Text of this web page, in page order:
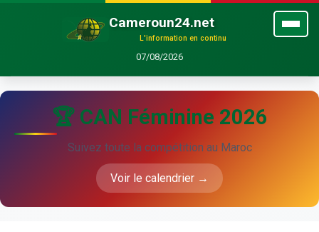
Cameroun24.net
L'information en continu
07/08/2026
🏆 CAN Féminine 2026
Suivez toute la compétition au Maroc
Voir le calendrier →